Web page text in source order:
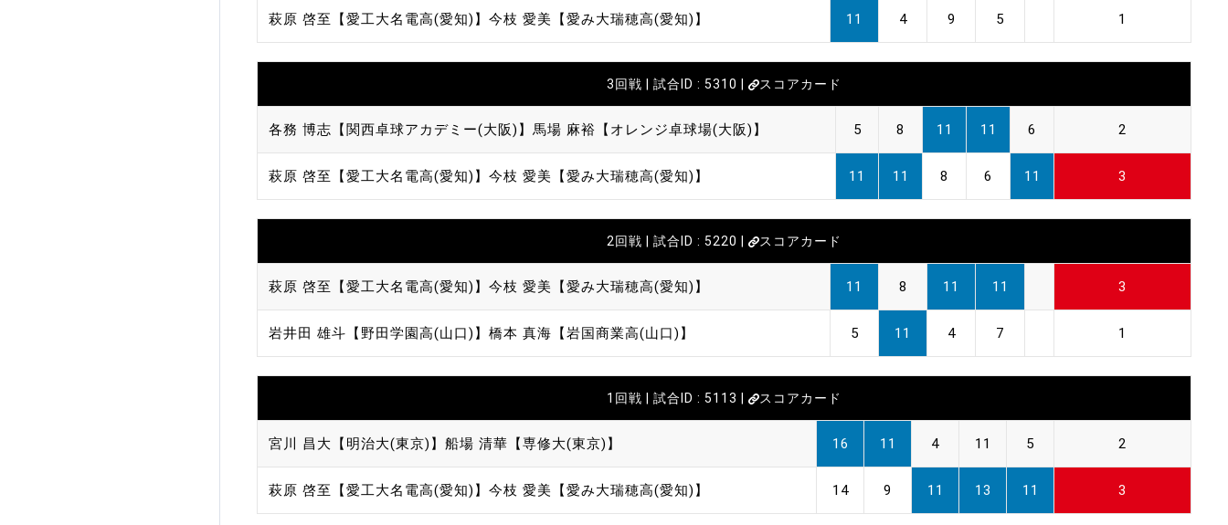
萩原 啓至【愛工大名電高(愛知)】 今枝 愛美【愛み大瑞穂高(愛知)】 11 4 9 5 1
3回戦 | 試合ID : 5310 | スコアカード
各務 博志【関西卓球アカデミー(大阪)】 馬場 麻裕【オレンジ卓球場(大阪)】 5 8 11 11 6 2
萩原 啓至【愛工大名電高(愛知)】 今枝 愛美【愛み大瑞穂高(愛知)】 11 11 8 6 11 3
2回戦 | 試合ID : 5220 | スコアカード
萩原 啓至【愛工大名電高(愛知)】 今枝 愛美【愛み大瑞穂高(愛知)】 11 8 11 11 3
岩井田 雄斗【野田学園高(山口)】 橋本 真海【岩国商業高(山口)】 5 11 4 7 1
1回戦 | 試合ID : 5113 | スコアカード
宮川 昌大【明治大(東京)】 船場 清華【専修大(東京)】 16 11 4 11 5 2
萩原 啓至【愛工大名電高(愛知)】 今枝 愛美【愛み大瑞穂高(愛知)】 14 9 11 13 11 3